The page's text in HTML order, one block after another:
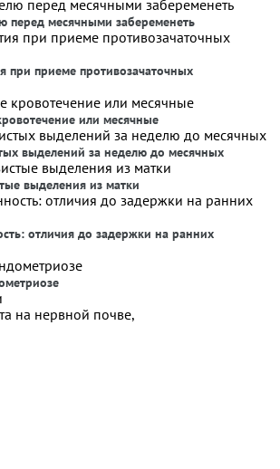
перед месячными забеременеть
при приеме противозачаточных
или месячные
выделений за неделю до месячных
выделения из матки
отличия до задержки на ранних